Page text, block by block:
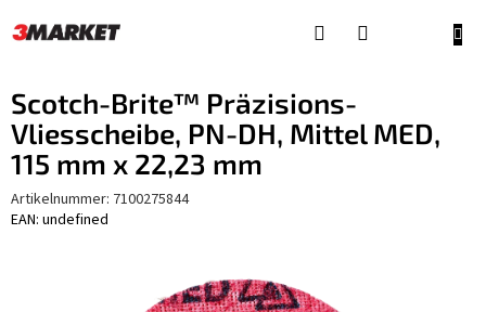
Inhalt
Scotch-Brite™ Präzisions-
Vliesscheibe, PN-DH, Mittel MED,
115 mm x 22,23 mm
Artikelnummer: 7100275844
EAN: undefined